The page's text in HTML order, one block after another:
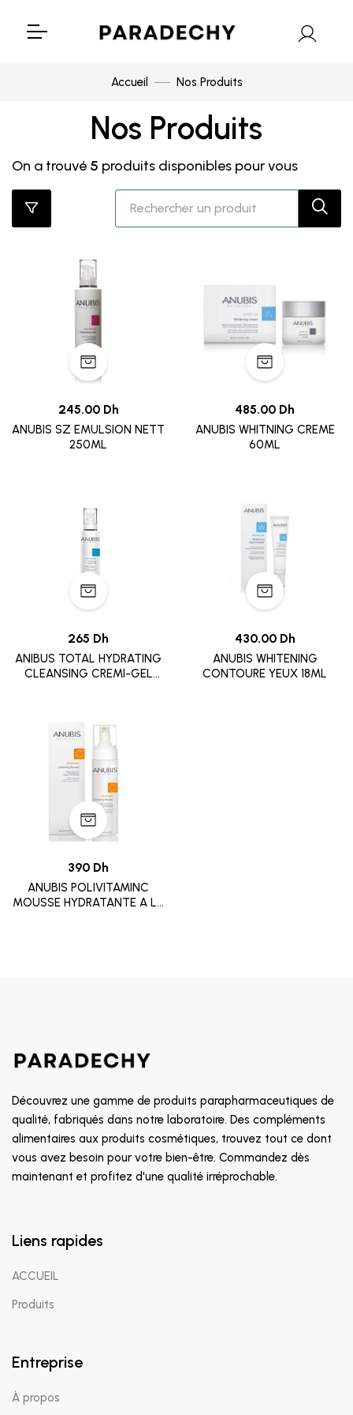
Accueil Nos Produits
Nos Produits
On a trouvé 5 produits disponibles pour vous
245.00 Dh
ANUBIS SZ EMULSION NETT
250ML
485.00 Dh
ANUBIS WHITNING CREME
60ML
265 Dh
ANIBUS TOTAL HYDRATING
CLEANSING CREMI-GEL
430.00 Dh
ANUBIS WHITENING
CONTOURE YEUX 18ML
390 Dh
ANUBIS POLIVITAMINC
MOUSSE HYDRATANTE A LA
Découvrez une gamme de produits parapharmaceutiques de
qualité, fabriqués dans notre laboratoire. Des compléments
alimentaires aux produits cosmétiques, trouvez tout ce dont
vous avez besoin pour votre bien-être. Commandez dès
maintenant et profitez d'une qualité irréprochable.
Liens rapides
ACCUEIL
Produits
Entreprise
À propos